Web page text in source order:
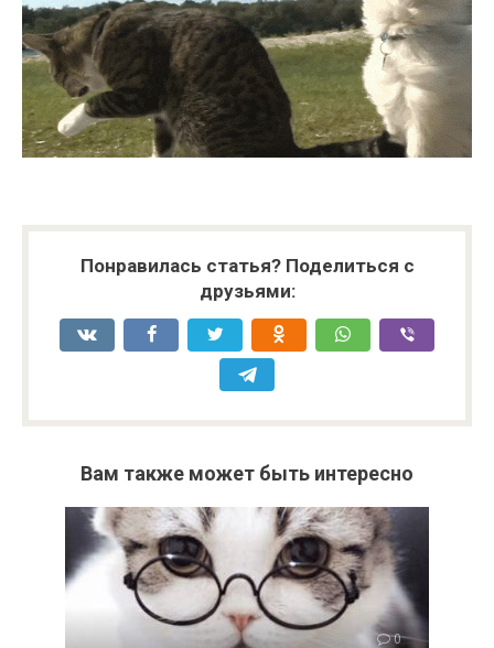
Понравилась статья? Поделиться с
друзьями:
Вам также может быть интересно
0